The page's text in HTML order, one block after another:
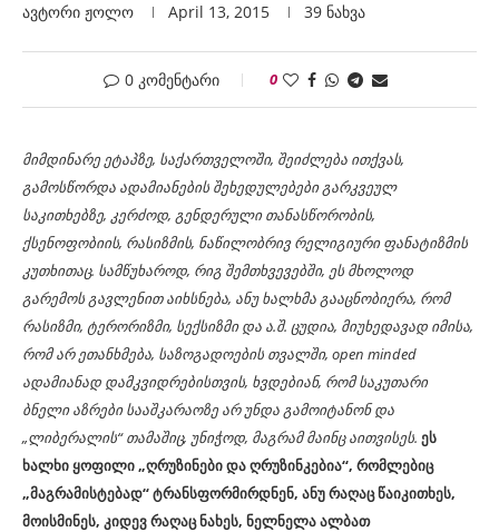
ავტორი Ჟოლო April 13, 2015 39 ნახვა
0 კომენტარი 0
მიმდინარე ეტაპზე, საქართველოში, შეიძლება ითქვას,
გამოსწორდა ადამიანების შეხედულებები გარკვეულ
საკითხებზე, კერძოდ, გენდერული თანასწორობის,
ქსენოფობიის, რასიზმის, ნაწილობრივ რელიგიური ფანატიზმის
კუთხითაც. სამწუხაროდ, რიგ შემთხვევებში, ეს მხოლოდ
გარემოს გავლენით აიხსნება, ანუ ხალხმა გააცნობიერა, რომ
რასიზმი, ტერორიზმი, სექსიზმი და ა.შ. ცუდია, მიუხედავად იმისა,
რომ არ ეთანხმება, საზოგადოების თვალში, open minded
ადამიანად დამკვიდრებისთვის, ხვდებიან, რომ საკუთარი
ბნელი აზრები სააშკარაოზე არ უნდა გამოიტანონ და
„ლიბერალის“ თამაშიც, უნიჭოდ, მაგრამ მაინც აითვისეს. ეს
ხალხი ყოფილი „ღრუზინები და ღრუზინკებია“, რომლებიც
„მაგრამისტებად“ ტრანსფორმირდნენ, ანუ რაღაც წაიკითხეს,
მოისმინეს, კიდევ რაღაც ნახეს, ნელნელა ალბათ